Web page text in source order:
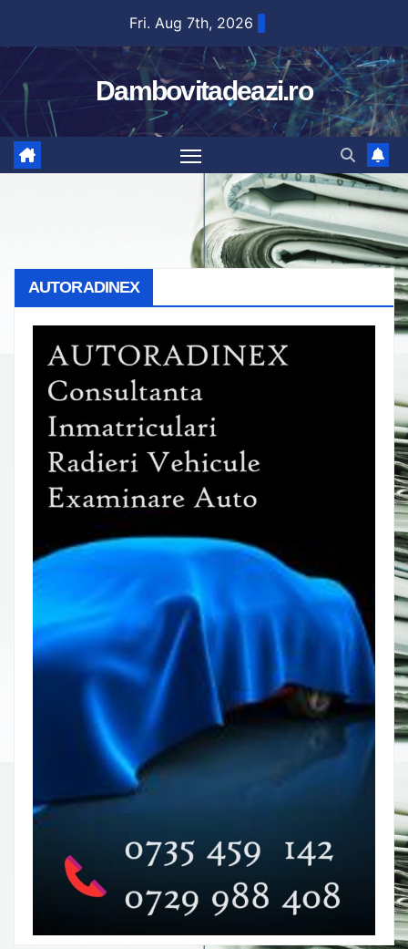
content
Fri. Aug 7th, 2026
Dambovitadeazi.ro
AUTORADINEX